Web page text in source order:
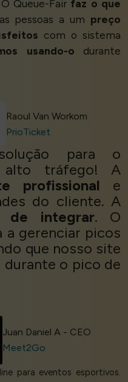
Queue-Fair faz o que
pessoas a um preço
com o sistema
usando-o durante
Raoul Van Workom
PrioTicket
para o
alto tráfego! A
profissional e
do cliente. A
de integrar. O
a gerenciar picos
que nosso site
durante o pico de
Juan Daniel A - CEO
Meet2Go
para eventos esportivos.